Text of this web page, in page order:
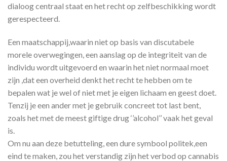
dialoog centraal staat en het recht op zelfbeschikking wordt
gerespecteerd.
Een maatschappij,waarin niet op basis van discutabele
morele overwegingen, een aanslag op de integriteit van de
individu wordt uitgevoerd en waarin het niet normaal moet
zijn ,dat een overheid denkt het recht te hebben om te
bepalen wat je wel of niet met je eigen lichaam en geest doet.
Tenzij je een ander met je gebruik concreet tot last bent,
zoals het met de meest giftige drug ‘’alcohol’’ vaak het geval
is.
Om nu aan deze betutteling, een dure symbool politek,een
eind te maken, zou het verstandig zijn het verbod op cannabis